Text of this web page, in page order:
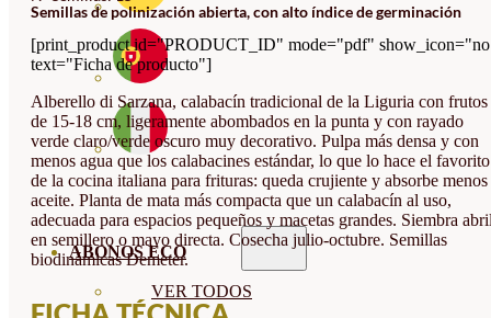
ABONOS ECO
VER TODOS
Semillas de polinización abierta, con alto índice de germinación
[print_product id="PRODUCT_ID" mode="pdf"
text="Ficha de producto"]
Alberello di Sarzana, calabacín tradicional de la Liguria con frutos
de 15-18 cm, ligeramente abombados en la punta y con rayado
verde claro/verde oscuro muy decorativo. Pulpa más densa y con
menos agua que los calabacines estándar, lo que lo hace el favorito
de la cocina italiana para frituras: queda crujiente y absorbe menos
aceite. Planta de mata más compacta que un calabacín al uso,
adecuada para espacios pequeños y macetas grandes. Siembra
en semillero o mayo directa. Cosecha julio-octubre. Semillas
biodinámicas Demeter.